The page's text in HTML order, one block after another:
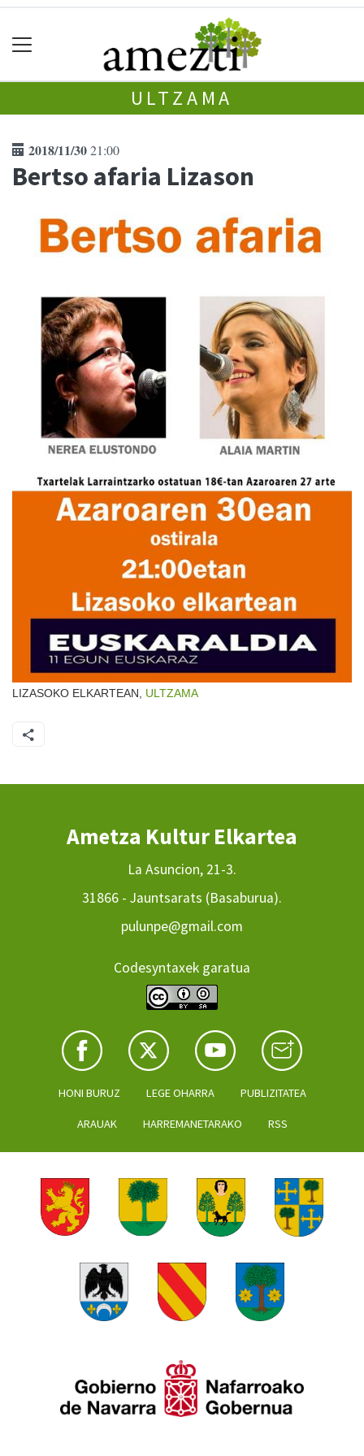
ULTZAMA
2018/11/3021:00
Bertso afaria Lizason
LIZASOKO ELKARTEAN, ULTZAMA
Ametza Kultur Elkartea
La Asuncion, 21-3.
31866 - Jauntsarats (Basaburua).
pulunpe@gmail.com
Codesyntaxek garatua
HONI BURUZ LEGE OHARRA PUBLIZITATEA
ARAUAK HARREMANETARAKO RSS